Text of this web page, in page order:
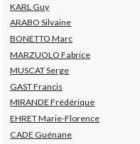
KARL Guy
ARABO Silvaine
BONETTO Marc
MARZUOLO Fabrice
MUSCAT Serge
GAST Francis
MIRANDE Frédérique
EHRET Marie-Florence
CADE Guénane